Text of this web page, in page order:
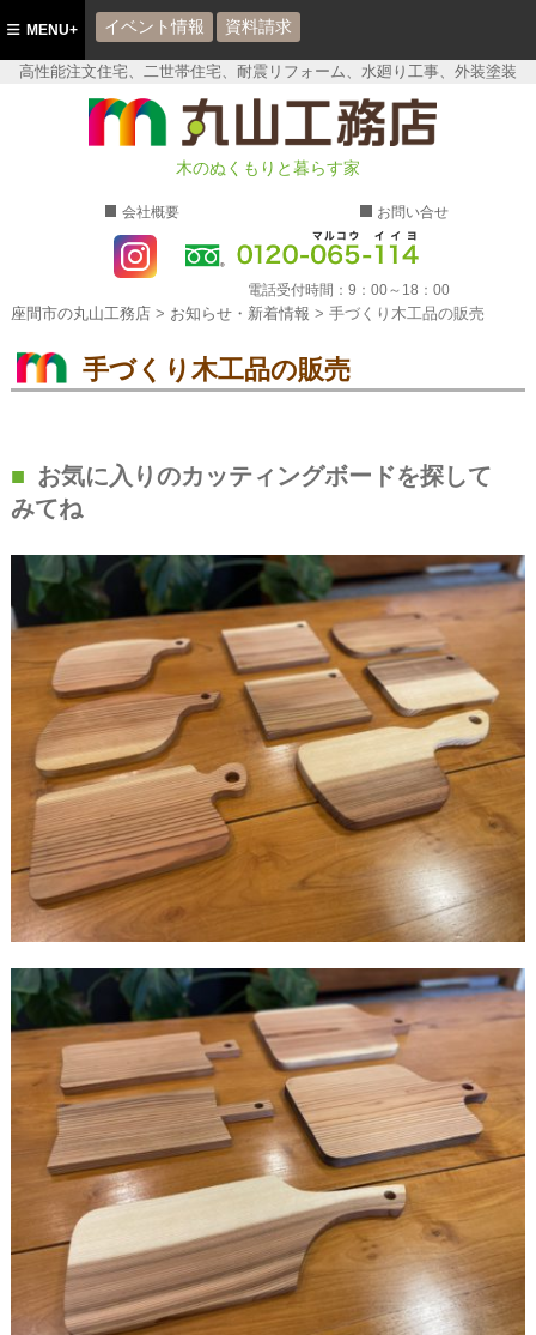
高性能注文住宅、二世帯住宅、耐震リフォーム、水廻り工事、外装塗装
座間市の丸山工務店
木のぬくもりと暮らす家
会社概要 お問い合せ
電話受付時間： 9：00～18：00
MENU+ イベント情報 資料請求
座間市の丸山工務店> お知らせ・新着情報 > 手づくり木工品の販売
手づくり木工品の販売
お気に入りのカッティングボードを探して
みてね